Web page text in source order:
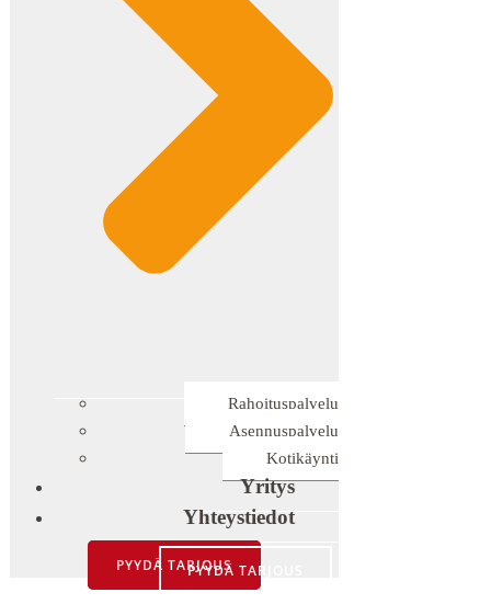
Rahoituspalvelu
Asennuspalvelu
Kotikäynti
Yritys
Yhteystiedot
PYYDÄ TARJOUSPYYDÄ TARJOUS